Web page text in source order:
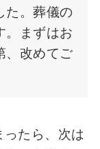
た。葬儀の
。まずはお
、改めてご
ったら、次は